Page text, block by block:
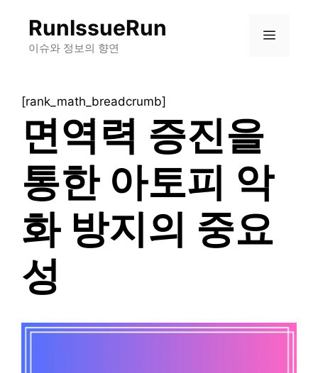
RunIssueRun
이슈와 정보의 향연
메
[rank_math_breadcrumb]
면역력 증진을
통한 아토피 악
화 방지의 중요
성